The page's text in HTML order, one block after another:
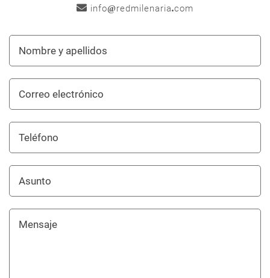
info redmilenaria com